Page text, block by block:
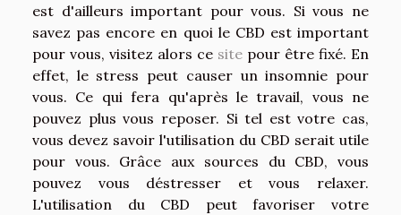
est d'ailleurs important pour vous. Si vous ne
savez pas encore en quoi le CBD est important
pour vous, visitez alors ce site pour être fixé. En
effet, le stress peut causer un insomnie pour
vous. Ce qui fera qu'après le travail, vous ne
pouvez plus vous reposer. Si tel est votre cas,
vous devez savoir l'utilisation du CBD serait utile
pour vous. Grâce aux sources du CBD, vous
pouvez vous déstresser et vous relaxer.
L'utilisation du CBD peut favoriser votre